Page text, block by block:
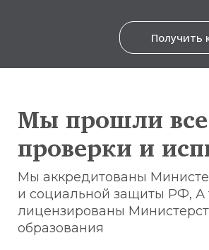
Получить
Мы прошли все
проверки и
Мы аккредитованы
и социальной защиты РФ, А
лицензированы
образования